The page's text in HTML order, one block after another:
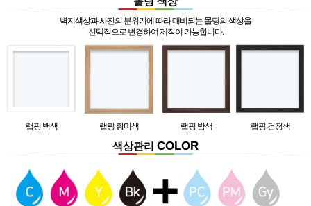
벽지색상과 사진의 분위기에 따라 대비되는 몰딩의 색상을
선택적으로 변경하여 제작이 가능합니다.
랩핑 백색 랩핑 황미색 랩핑 밤색 랩핑 검정색
색상관리 COLOR